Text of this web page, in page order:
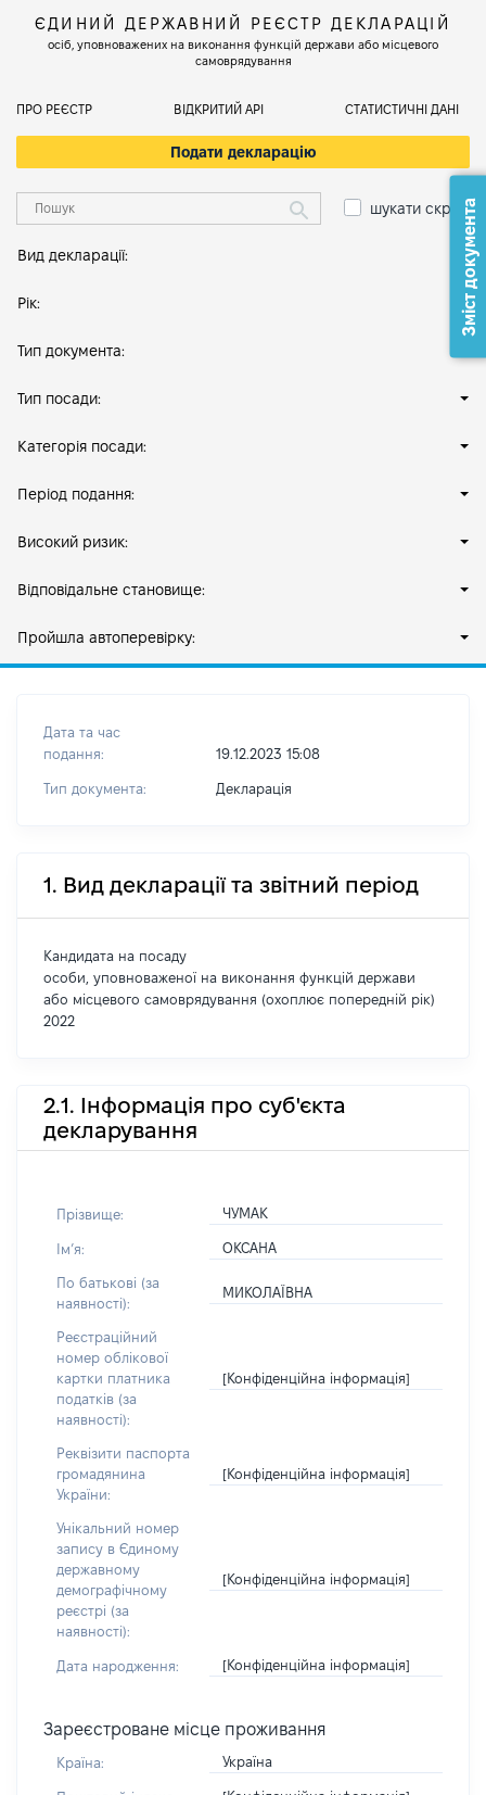
ЄДИНИЙ ДЕРЖАВНИЙ РЕЄСТР ДЕКЛАРАЦІЙ
осіб, уповноважених на виконання функцій держави або місцевого
самоврядування
ПРО РЕЄСТР ВІДКРИТИЙ АРІ СТАТИСТИЧНІ ДАНІ
Подати декларацію
шукати скрізь
Вид декларації:
Рік:
Тип документа:
Тип посади:
Категорія посади:
Період подання:
Високий ризик:
Відповідальне становище:
Пройшла автоперевірку:
Дата та час
подання:
19.12.2023 15:08
Тип документа: Декларація
1. Вид декларації та звітний період
Кандидата на посаду
особи, уповноваженої на виконання функцій держави
або місцевого самоврядування (охоплює попередній рік)
2022
2.1. Інформація про суб'єкта
декларування
Прізвище: ЧУМАК
Імʼя: ОКСАНА
По батькові (за
наявності):
МИКОЛАЇВНА
Реєстраційний
номер облікової
картки платника
податків (за
наявності):
[Конфіденційна інформація]
Реквізити паспорта
громадянина
України:
[Конфіденційна інформація]
Унікальний номер
запису в Єдиному
державному
демографічному
реєстрі (за
наявності):
[Конфіденційна інформація]
Дата народження: [Конфіденційна інформація]
Зареєстроване місце проживання
Країна: Україна
Зміст документа